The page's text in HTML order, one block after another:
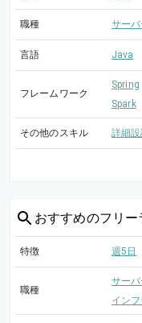
職種 サー
言語 Java
フレームワーク
Spring
Spark
その他のスキル 詳細
おすすめのフリー
特徴 週5日
職種
サー
イン